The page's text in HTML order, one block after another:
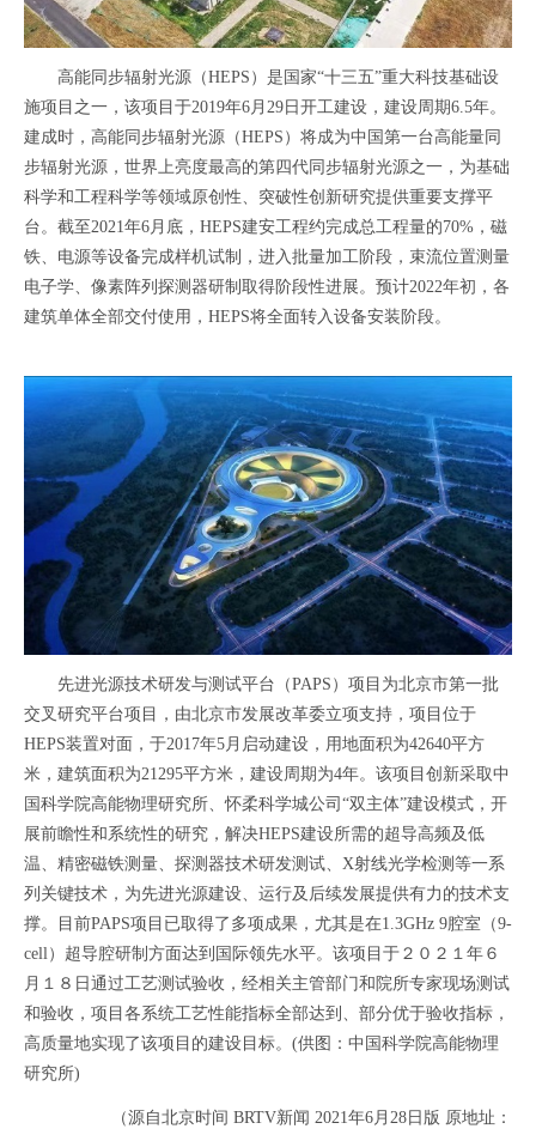
高能同步辐射光源（HEPS）是国家“十三五”重大科技基础设
施项目之一，该项目于2019年6月29日开工建设，建设周期6.5年。
建成时，高能同步辐射光源（HEPS）将成为中国第一台高能量同
步辐射光源，世界上亮度最高的第四代同步辐射光源之一，为基础
科学和工程科学等领域原创性、突破性创新研究提供重要支撑平
台。截至2021年6月底，HEPS建安工程约完成总工程量的70%，磁
铁、电源等设备完成样机试制，进入批量加工阶段，束流位置测量
电子学、像素阵列探测器研制取得阶段性进展。预计2022年初，各
建筑单体全部交付使用，HEPS将全面转入设备安装阶段。
先进光源技术研发与测试平台（PAPS）项目为北京市第一批
交叉研究平台项目，由北京市发展改革委立项支持，项目位于
HEPS装置对面，于2017年5月启动建设，用地面积为42640平方
米，建筑面积为21295平方米，建设周期为4年。该项目创新采取中
国科学院高能物理研究所、怀柔科学城公司“双主体”建设模式，开
展前瞻性和系统性的研究，解决HEPS建设所需的超导高频及低
温、精密磁铁测量、探测器技术研发测试、X射线光学检测等一系
列关键技术，为先进光源建设、运行及后续发展提供有力的技术支
撑。目前PAPS项目已取得了多项成果，尤其是在1.3GHz 9腔室（9-
cell）超导腔研制方面达到国际领先水平。该项目于２０２１年６
月１８日通过工艺测试验收，经相关主管部门和院所专家现场测试
和验收，项目各系统工艺性能指标全部达到、部分优于验收指标，
高质量地实现了该项目的建设目标。(供图：中国科学院高能物理
研究所)
（源自北京时间 BRTV新闻 2021年6月28日版 原地址：